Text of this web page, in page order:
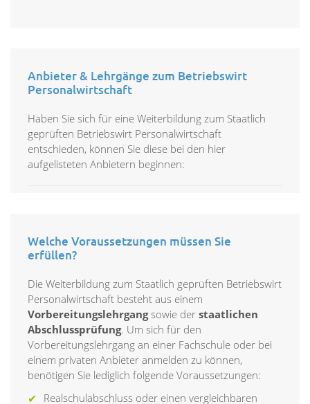
Anbieter & Lehrgänge zum Betriebswirt
Personalwirtschaft
Haben Sie sich für eine Weiterbildung zum Staatlich
geprüften Betriebswirt Personalwirtschaft
entschieden, können Sie diese bei den hier
aufgelisteten Anbietern beginnen:
Welche Voraussetzungen müssen Sie
erfüllen?
Die Weiterbildung zum Staatlich geprüften Betriebswirt
Personalwirtschaft besteht aus einem
Vorbereitungslehrgangsowie der staatlichen
Abschlussprüfung. Um sich für den
Vorbereitungslehrgang an einer Fachschule oder bei
einem privaten Anbieter anmelden zu können,
benötigen Sie lediglich folgende Voraussetzungen:
Realschulabschluss oder einen vergleichbaren